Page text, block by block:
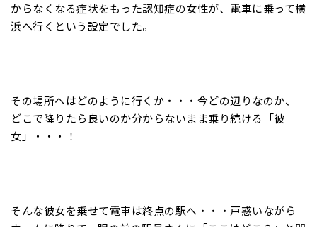
からなくなる症状をもった認知症の女性が、電車に乗って横
浜へ行くという設定でした。
その場所へはどのように行くか・・・今どの辺りなのか、
どこで降りたら良いのか分からないまま乗り続ける「彼
女」・・・！
そんな彼女を乗せて電車は終点の駅へ・・・戸惑いながら